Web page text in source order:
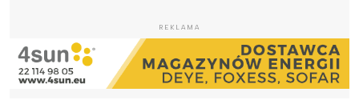
REKLAMA